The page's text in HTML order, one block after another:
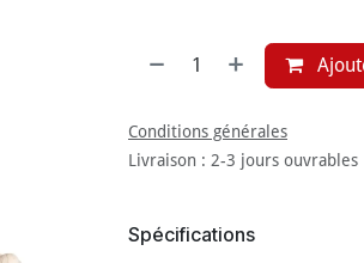
Conditions générales
Livraison : 2-3 jours ouvrables
Spécifications